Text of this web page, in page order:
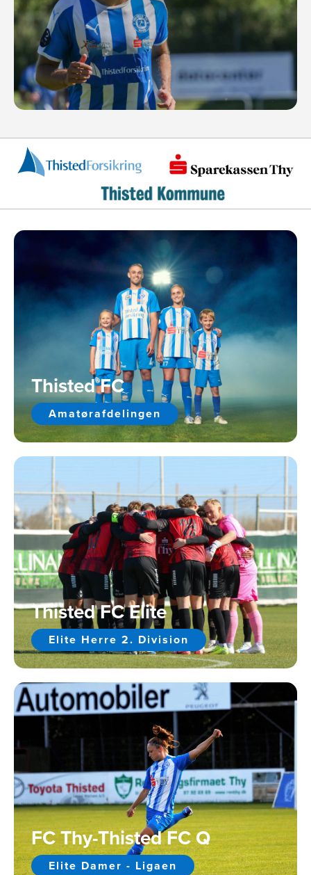
Thisted FC
Amatørafdelingen
Thisted FC Elite
Elite Herre 2. Division
FC Thy-Thisted FC Q
Elite Damer - Ligaen